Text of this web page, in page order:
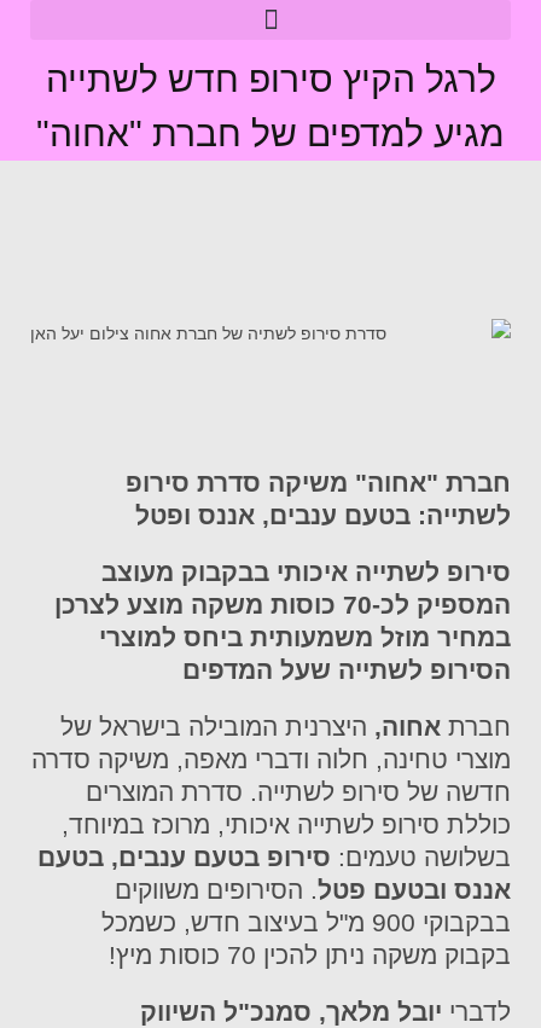
לרגל הקיץ סירופ חדש לשתייה
מגיע למדפים של חברת "אחוה"
חברת "אחוה" משיקה סדרת סירופ
לשתייה: בטעם ענבים, אננס ופטל
סירופ לשתייה איכותי בבקבוק מעוצב
המספיק לכ-70 כוסות משקה מוצע
לצרכן
במחיר מוזל משמעותית ביחס למוצרי
הסירופ לשתייה שעל המדפים
חברת אחוה, היצרנית המובילה בישראל של
מוצרי טחינה, חלוה ודברי מאפה, משיקה סדרה
חדשה של סירופ לשתייה. סדרת המוצרים
כוללת סירופ לשתייה איכותי, מרוכז במיוחד,
בשלושה טעמים: סירופ בטעם ענבים, בטעם
אננס ובטעם פטל. הסירופים משווקים
בבקבוקי 900 מ"ל בעיצוב חדש, כשמכל
בקבוק משקה ניתן להכין 70 כוסות מיץ!
לדברי יובל מלאך, סמנכ"ל השיווק